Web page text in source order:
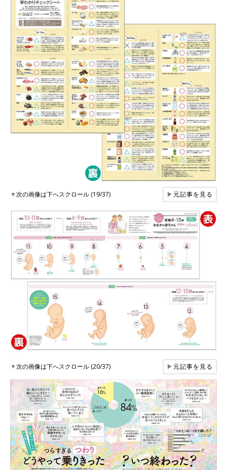
▼次の画像は下へスクロール (19/37) ▶元記事を見る
▼次の画像は下へスクロール (20/37) ▶元記事を見る